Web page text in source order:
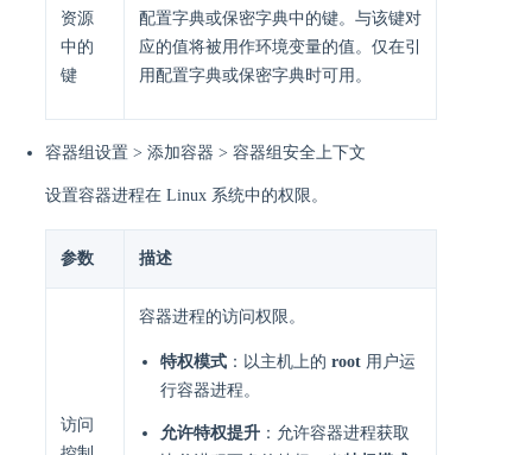
资源
中的
键
配置字典或保密字典中的键。与该键对
应的值将被用作环境变量的值。仅在引
用配置字典或保密字典时可用。
容器组设置 > 添加容器 > 容器组安全上下文
设置容器进程在 Linux 系统中的权限。
参数 描述
访问
容器进程的访问权限。
特权模式 ：以主机上的 root 用户运
行容器进程。
允许特权提升 ：允许容器进程获取